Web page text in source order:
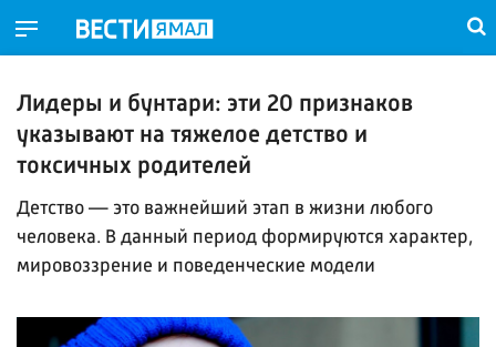
Лидеры и бунтари: эти 20 признаков
указывают на тяжелое детство и
токсичных родителей
Детство — это важнейший этап в жизни любого
человека. В данный период формируются характер,
мировоззрение и поведенческие модели